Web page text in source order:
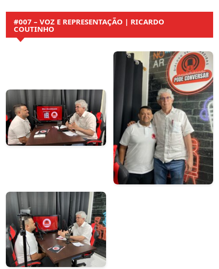
#007 – VOZ E REPRESENTAÇÃO | RICARDO
COUTINHO